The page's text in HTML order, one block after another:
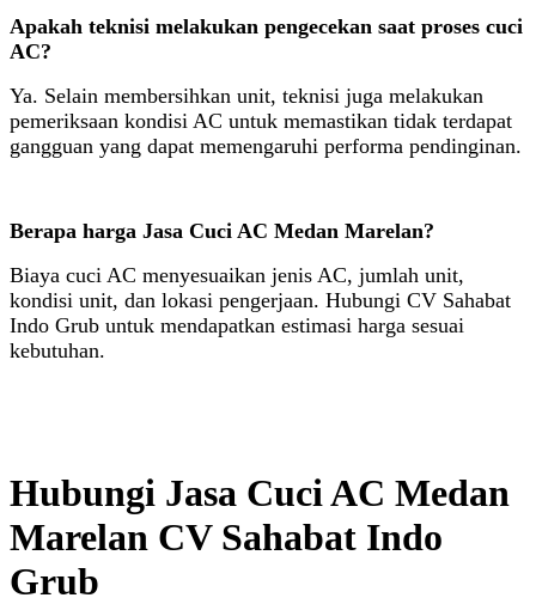
Apakah teknisi melakukan pengecekan saat proses cuci
AC?
Ya. Selain membersihkan unit, teknisi juga melakukan
pemeriksaan kondisi AC untuk memastikan tidak terdapat
gangguan yang dapat memengaruhi performa pendinginan.
Berapa harga Jasa Cuci AC Medan Marelan?
Biaya cuci AC menyesuaikan jenis AC, jumlah unit,
kondisi unit, dan lokasi pengerjaan. Hubungi CV Sahabat
Indo Grub untuk mendapatkan estimasi harga sesuai
kebutuhan.
Hubungi Jasa Cuci AC Medan
Marelan CV Sahabat Indo
Grub